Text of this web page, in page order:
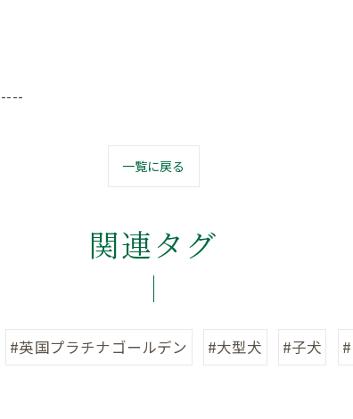
一覧に戻る
関連タグ
#英国プラチナゴールデン #大型犬 #子犬